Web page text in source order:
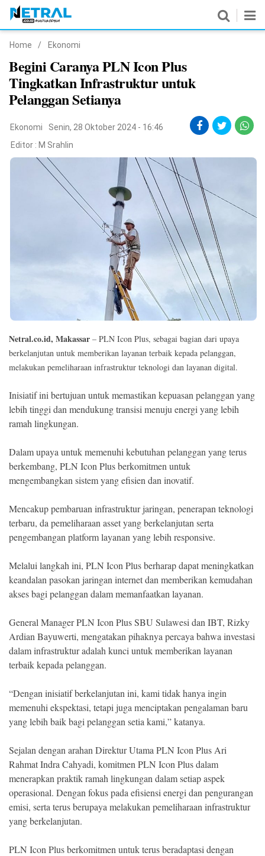
Nasional
Pemerintahan
Hukrim
Pendidikan
©
Copyright
2026
NETRAL
.
Reserved
Home / Ekonomi
Begini Caranya PLN Icon Plus
Tingkatkan Infrastruktur untuk
Pelanggan Setianya
Ekonomi
Senin, 28 Oktober 2024 - 16:46
Editor : M Srahlin
Netral.co.id, Makassar – PLN Icon Plus, sebagai bagian dari upaya
berkelanjutan untuk memberikan layanan terbaik kepada pelanggan,
melakukan pemeliharaan infrastruktur teknologi dan layanan digital.
Inisiatif ini bertujuan untuk memastikan kepuasan pelanggan yang
lebih tinggi dan mendukung transisi menuju energi yang lebih
ramah lingkungan.
Dalam upaya untuk memenuhi kebutuhan pelanggan yang terus
berkembang, PLN Icon Plus berkomitmen untuk
mengembangkan sistem yang efisien dan inovatif.
Mencakup pembaruan infrastruktur jaringan, penerapan teknologi
terbaru, da pemeliharaan asset yang berkelanjutan serta
pengembangan platform layanan yang lebih responsive.
Melalui langkah ini, PLN Icon Plus berharap dapat meningkatkan
keandalan pasokan jaringan internet dan memberikan kemudahan
akses bagi pelanggan dalam memanfaatkan layanan.
General Manager PLN Icon Plus SBU Sulawesi dan IBT, Rizky
Ardian Bayuwerti, mengatakan pihaknya percaya bahwa investasi
dalam infrastruktur adalah kunci untuk memberikan layanan
terbaik kepada pelanggan.
“Dengan inisiatif berkelanjutan ini, kami tidak hanya ingin
memenuhi ekspektasi, tetapi juga menciptakan pengalaman baru
yang lebih baik bagi pelanggan setia kami,” katanya.
Sejalan dengan arahan Direktur Utama PLN Icon Plus Ari
Rahmat Indra Cahyadi, komitmen PLN Icon Plus dalam
menerapkan praktik ramah lingkungan dalam setiap aspek
operasional. Dengan fokus pada efisiensi energi dan pengurangan
emisi, serta terus berupaya melakukan pemeliharaan infrastruktur
yang berkelanjutan.
PLN Icon Plus berkomitmen untuk terus beradaptasi dengan